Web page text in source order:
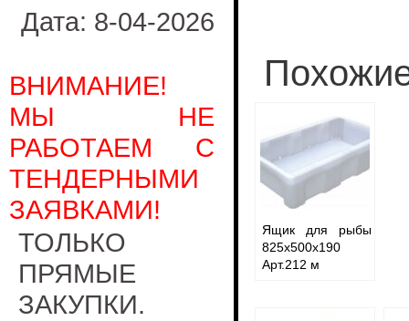
Дата: 8-04-2026
ВНИМАНИЕ!
МЫ НЕ
РАБОТАЕМ С
ТЕНДЕРНЫМИ
ЗАЯВКАМИ!
ТОЛЬКО
ПРЯМЫЕ
ЗАКУПКИ.
Ящик для рыбы
825х500х190
Арт.212 м